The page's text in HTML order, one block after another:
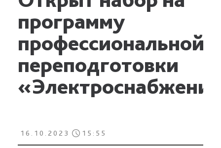
программу
профессиональной
переподготовки
16.10.2023 15:55